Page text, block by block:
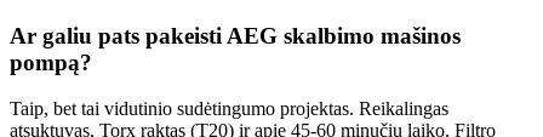
Ar galiu pats pakeisti AEG skalbimo mašinos
pompą?
Taip, bet tai vidutinio sudėtingumo projektas. Reikalingas
atsuktuvas, Torx raktas (T20) ir apie 45-60 minučių laiko. Filtro